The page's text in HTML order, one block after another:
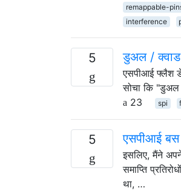
remappable-
interference
5 डुअल /
एसपीआई फ्लैश
सोचा कि
23
spi
5 एसपीआई बस
इसलिए, मैंने
समाप्ति
था, …